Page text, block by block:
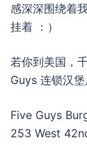
感深深围绕着
挂着 ：）
若你到美国，
Guys 连锁汉
Five Guys
253 West